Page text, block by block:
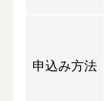
申込み方法